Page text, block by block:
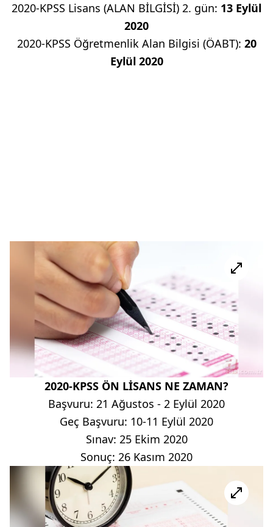
2020-KPSS Lisans (ALAN BİLGİSİ) 2. gün: 13 Eylül
2020
2020-KPSS Öğretmenlik Alan Bilgisi (ÖABT): 20
Eylül 2020
2020-KPSS ÖN LİSANS NE ZAMAN?
Başvuru: 21 Ağustos - 2 Eylül 2020
Geç Başvuru: 10-11 Eylül 2020
Sınav: 25 Ekim 2020
Sonuç: 26 Kasım 2020